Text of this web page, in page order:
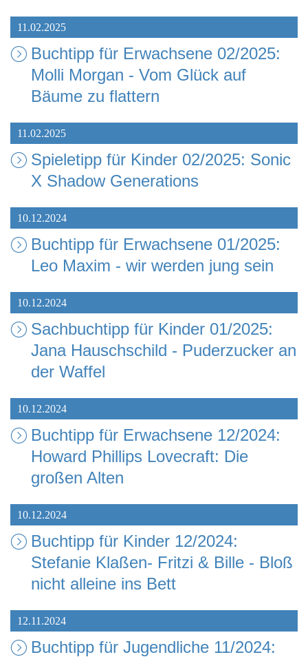
11.02.2025
Buchtipp für Erwachsene 02/2025:
Molli Morgan - Vom Glück auf
Bäume zu flattern
11.02.2025
Spieletipp für Kinder 02/2025: Sonic
X Shadow Generations
10.12.2024
Buchtipp für Erwachsene 01/2025:
Leo Maxim - wir werden jung sein
10.12.2024
Sachbuchtipp für Kinder 01/2025:
Jana Hauschschild - Puderzucker an
der Waffel
10.12.2024
Buchtipp für Erwachsene 12/2024:
Howard Phillips Lovecraft: Die
großen Alten
10.12.2024
Buchtipp für Kinder 12/2024:
Stefanie Klaßen- Fritzi & Bille - Bloß
nicht alleine ins Bett
12.11.2024
Buchtipp für Jugendliche 11/2024: